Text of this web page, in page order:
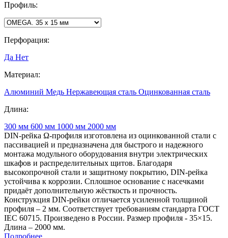
Профиль:
Перфорация:
Да Нет
Материал:
Алюминий Медь Нержавеющая сталь Оцинкованная сталь
Длина:
300 мм 600 мм 1000 мм 2000 мм
DIN-рейка Ω-профиля изготовлена из оцинкованной стали с
пассивацией и предназначена для быстрого и надежного
монтажа модульного оборудования внутри электрических
шкафов и распределительных щитов. Благодаря
высокопрочной стали и защитному покрытию, DIN-рейка
устойчива к коррозии. Сплошное основание с насечками
придаёт дополнительную жёсткость и прочность.
Конструкция DIN-рейки отличается усиленной толщиной
профиля – 2 мм. Соответствует требованиям стандарта ГОСТ
IEC 60715. Произведено в России. Размер профиля - 35×15.
Длина – 2000 мм.